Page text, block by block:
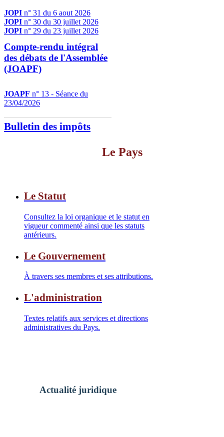
JOPI n° 31 du 6 aout 2026
JOPI n° 30 du 30 juillet 2026
JOPI n° 29 du 23 juillet 2026
Compte-rendu intégral
des débats de l'Assemblée
(JOAPF)
JOAPF n° 13 - Séance du
23/04/2026
Bulletin des impôts
Le Pays
Le Statut
Consultez la loi organique et le statut en
vigueur commenté ainsi que les statuts
antérieurs.
Le Gouvernement
À travers ses membres et ses attributions.
L'administration
Textes relatifs aux services et directions
administratives du Pays.
Actualité juridique